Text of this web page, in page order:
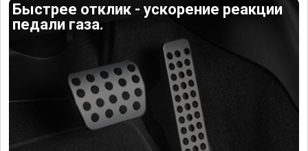
Быстрее отклик - ускорение реакции
педали газа.